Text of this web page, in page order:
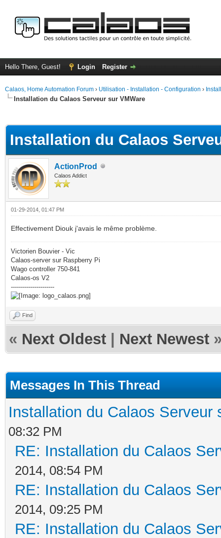
Hello There, Guest! Login Register
Calaos, Home Automation Forum › Utilisation - Installation - Configuration ›
Installation du Calaos Serveur sur VMWare
Installation du Calaos
ActionProd
Calaos Addict
01-29-2014, 01:47 PM
Effectivement Diouk j'avais le même problème.
Victorien Bouvier - Vic
Calaos-server sur Raspberry Pi
Wago controller 750-841
Calaos-os V2
----------------------
Find
« Next Oldest Next Newest
Messages In This Thread
Installation du Calaos Serveur
08:32 PM
RE: Installation du Calaos
2014, 08:54 PM
RE: Installation du Calaos
2014, 09:25 PM
RE: Installation du Calaos